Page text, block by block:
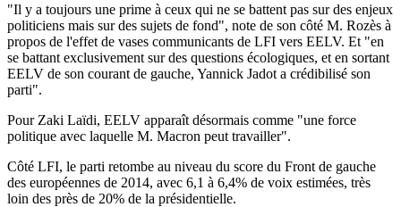
"Il y a toujours une prime à ceux qui ne se battent pas sur des enjeux
politiciens mais sur des sujets de fond", note de son côté M. Rozès à
propos de l'effet de vases communicants de LFI vers EELV. Et "en
se battant exclusivement sur des questions écologiques, et en sortant
EELV de son courant de gauche, Yannick Jadot a crédibilisé son
parti".
Pour Zaki Laïdi, EELV apparaît désormais comme "une force
politique avec laquelle M. Macron peut travailler".
Côté LFI, le parti retombe au niveau du score du Front de gauche
des européennes de 2014, avec 6,1 à 6,4% de voix estimées, très
loin des près de 20% de la présidentielle.